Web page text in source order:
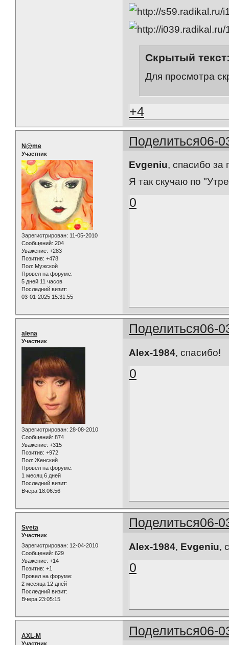
Скрытый
Для просмотра
+4
Поделиться06-
N@me
Участник
Зарегистрирован: 11-05-2010
Сообщений: 204
Уважение: +283
Позитив: +478
Пол: Мужской
Провел на форуме:
5 дней 11 часов
Последний визит:
03-01-2025 15:31:55
Evgeniu, спасибо
Я так скучаю по
0
Поделиться06-
alena
Участник
Зарегистрирован: 28-08-2010
Сообщений: 874
Уважение: +315
Позитив: +972
Пол: Женский
Провел на форуме:
1 месяц 6 дней
Последний визит:
Вчера 18:06:56
Alex-1984, спасибо!
0
Поделиться06-
Sveta
Участник
Зарегистрирован: 12-04-2010
Сообщений: 629
Уважение: +14
Позитив: +1
Провел на форуме:
2 месяца 12 дней
Последний визит:
Вчера 23:05:15
Alex-1984, Evgeniu,
0
Поделиться06-
AXL-M
Участник